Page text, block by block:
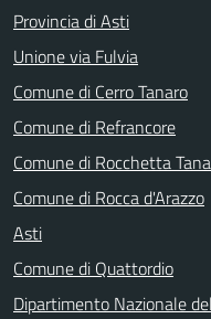
Provincia di Asti
Unione via Fulvia
Comune di Cerro Tanaro
Comune di Refrancore
Comune di Rocchetta
Comune di Rocca d'Arazzo
Asti
Comune di Quattordio
Dipartimento Nazionale